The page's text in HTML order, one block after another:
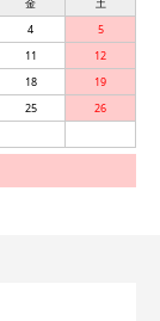
4
5
11
12
18
19
25
26